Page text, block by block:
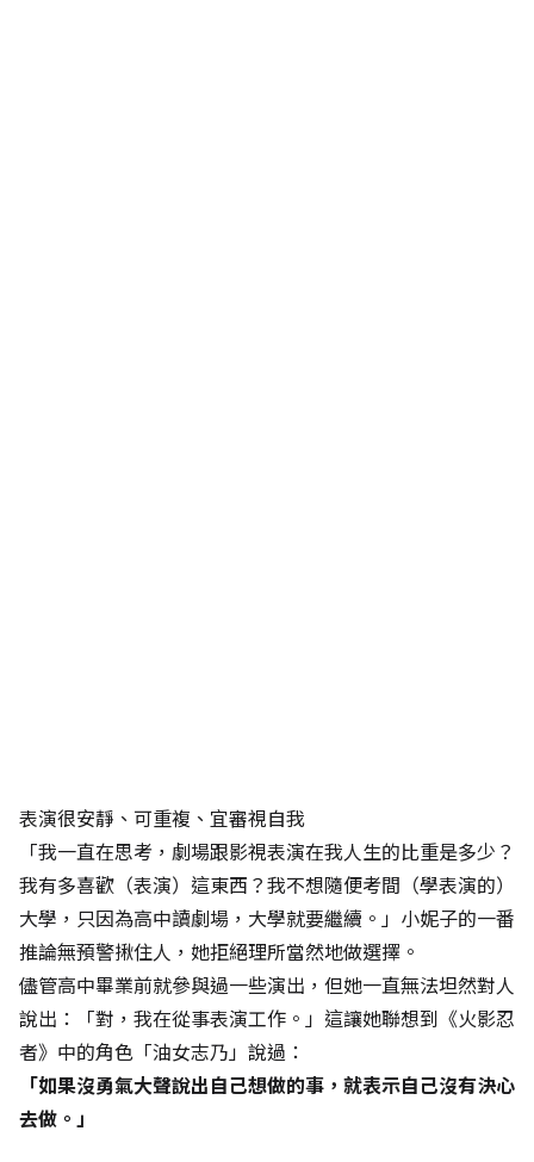
表演很安靜、可重複、宜審視自我
「我一直在思考，劇場跟影視表演在我人生的比重是多少？
我有多喜歡（表演）這東西？我不想隨便考間（學表演的）
大學，只因為高中讀劇場，大學就要繼續。」小妮子的一番
推論無預警揪住人，她拒絕理所當然地做選擇。
儘管高中畢業前就參與過一些演出，但她一直無法坦然對人
說出：「對，我在從事表演工作。」這讓她聯想到《火影忍
者》中的角色「油女志乃」說過：
「如果沒勇氣大聲說出自己想做的事，就表示自己沒有決心
去做。」